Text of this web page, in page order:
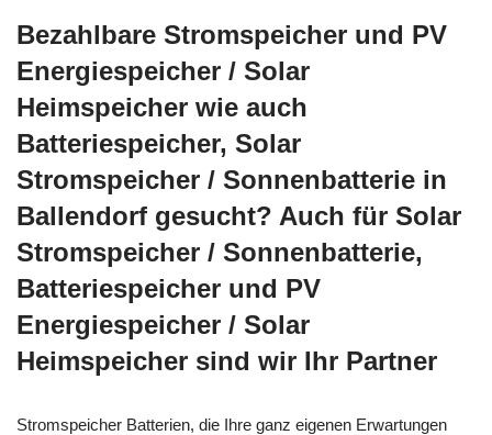
Bezahlbare Stromspeicher und PV
Energiespeicher / Solar
Heimspeicher wie auch
Batteriespeicher, Solar
Stromspeicher / Sonnenbatterie in
Ballendorf gesucht? Auch für Solar
Stromspeicher / Sonnenbatterie,
Batteriespeicher und PV
Energiespeicher / Solar
Heimspeicher sind wir Ihr Partner
Stromspeicher Batterien, die Ihre ganz eigenen Erwartungen